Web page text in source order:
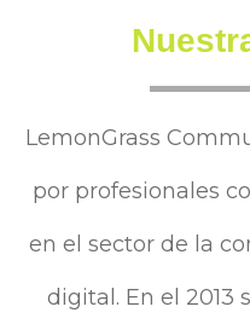
LemonGrass
por profesionales
en el sector de la
digital. En el 2013